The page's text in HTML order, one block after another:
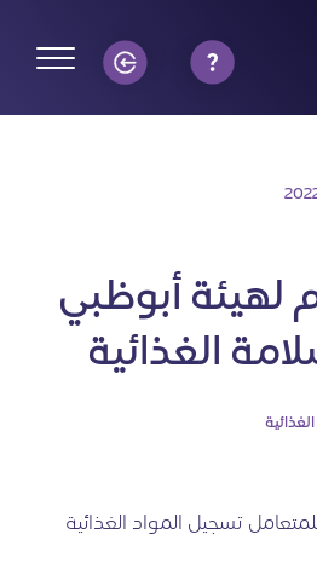
لهيئة أبوظبي
الغذائية
تسجيل المواد الغذائية